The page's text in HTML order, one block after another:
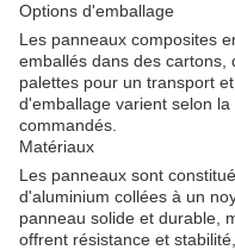
Options d'emballage
Les panneaux composites
emballés dans des
palettes pour un transport
d'emballage varient selon
commandés.
Matériaux
Les panneaux sont
d'aluminium collées à un
panneau solide et durable,
offrent résistance et